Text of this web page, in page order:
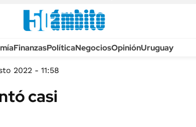
FinanzasPolíticaNegociosOpiniónUruguay
2022 - 11:58
casi